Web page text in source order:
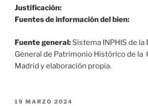
Justificación:
Fuentes de información del bien:
Fuente general: Sistema INPHIS de la
General de Patrimonio Histórico de la
Madrid y elaboración propia.
PUBLICADO
19 MARZO 2024